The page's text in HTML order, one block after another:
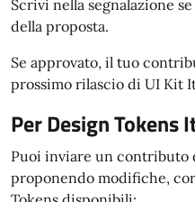
Scrivi nella segnalazione
della proposta.
Se approvato, il tuo
prossimo rilascio di UI Kit
Per Design Tokens
Puoi inviare un contributo
proponendo modifiche,